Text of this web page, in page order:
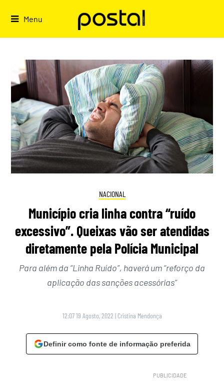
Menu
NACIONAL
Município cria linha contra “ruído
excessivo”. Queixas vão ser atendidas
diretamente pela Polícia Municipal
Para além da “Linha Ruído”, haverá um “reforço da
aplicação das sanções acessórias”
12:07 19 Agosto, 2022 | Cristina Mendonça
Definir como fonte de informação preferida